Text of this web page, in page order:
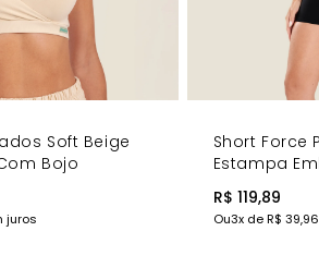
Soft Beige
Bojo
juros
Short Force
Estampa
R$ 119,89
Ou3x deR$ 39,96